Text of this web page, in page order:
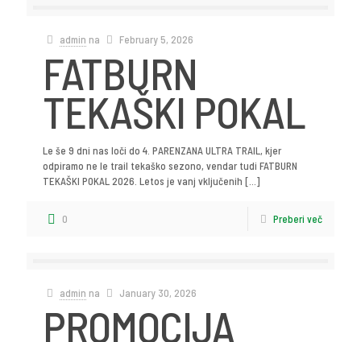
admin na February 5, 2026
FATBURN
TEKAŠKI POKAL
Le še 9 dni nas loči do 4. PARENZANA ULTRA TRAIL, kjer
odpiramo ne le trail tekaško sezono, vendar tudi FATBURN
TEKAŠKI POKAL 2026. Letos je vanj vključenih […]
0 Preberi več
admin na January 30, 2026
PROMOCIJA